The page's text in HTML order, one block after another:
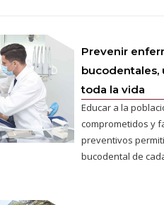
Prevenir
bucodentales,
toda la vida
Educar a la
comprometidos y
preventivos
bucodental de